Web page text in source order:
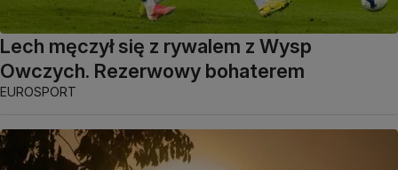
Lech męczył się z rywalem z Wysp
Owczych. Rezerwowy bohaterem
EUROSPORT